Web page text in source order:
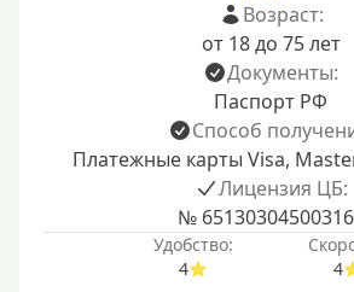
Возраст:
от 18 до 75 лет
Документы:
Паспорт РФ
Способ
Платежные карты Visa,
Лицензия ЦБ:
№
Удобство:
4
4